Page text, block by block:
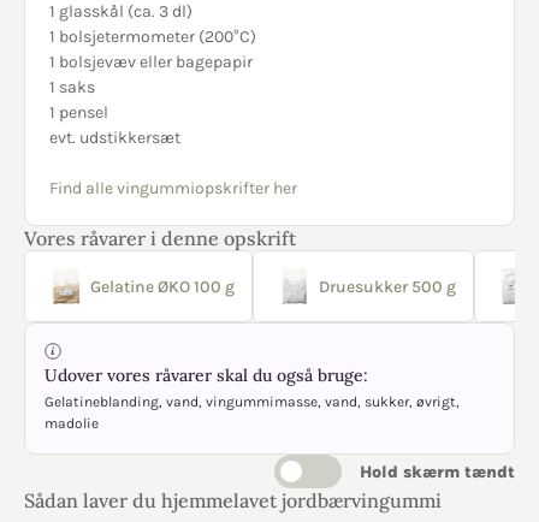
1 glasskål (ca. 3 dl)
1 bolsjetermometer (200°C)
1 bolsjevæv eller bagepapir
1 saks
1 pensel
evt. udstikkersæt
Find alle vingummiopskrifter her
Vores råvarer i denne opskrift
Gelatine ØKO 100 g Druesukker 500 g
Udover vores råvarer skal du også bruge:
Gelatineblanding, vand, vingummimasse, vand, sukker, øvrigt,
madolie
Hold skærm tændt
Sådan laver du hjemmelavet jordbærvingummi